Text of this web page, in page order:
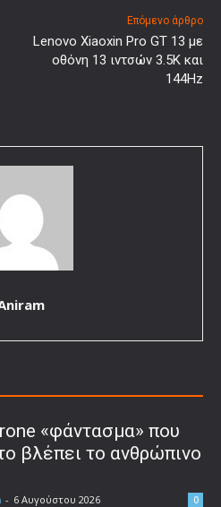
Επόμενο άρθρο
Lenovo Xiaoxin Pro GT 13 με
οθόνη 13 ιντσών 3.5K και
144Hz
«φάντασμα» που
βλέπει το ανθρώπινο
- 6 Αυγούστου 2026 0